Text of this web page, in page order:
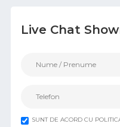
Live Chat
SUNT DE ACORD CU